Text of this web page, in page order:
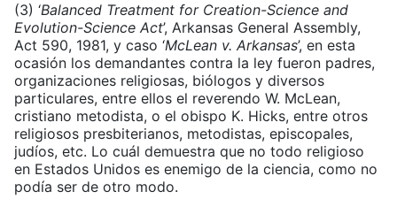
(3) ‘Balanced Treatment for Creation-Science and
Evolution-Science Act’, Arkansas General Assembly,
Act 590, 1981, y caso ‘McLean v. Arkansas’, en esta
ocasión los demandantes contra la ley fueron padres,
organizaciones religiosas, biólogos y diversos
particulares, entre ellos el reverendo W. McLean,
cristiano metodista, o el obispo K. Hicks, entre otros
religiosos presbiterianos, metodistas, episcopales,
judíos, etc. Lo cuál demuestra que no todo religioso
en Estados Unidos es enemigo de la ciencia, como no
podía ser de otro modo.